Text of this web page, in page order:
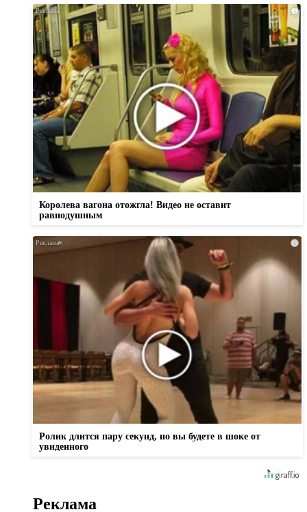
i
Королева вагона отожгла! Видео не оставит
равнодушным
i
Ролик длится пару секунд, но вы будете в шоке от
увиденного
Реклама